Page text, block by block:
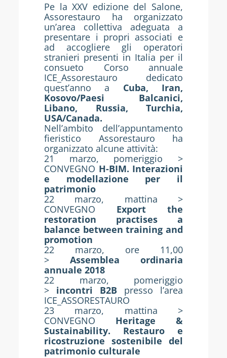
Pe la XXV edizione del Salone,
Assorestauro ha organizzato
un’area collettiva adeguata a
presentare i propri associati e
ad accogliere gli operatori
stranieri presenti in Italia per il
consueto Corso annuale
ICE_Assorestauro dedicato
quest’anno a Cuba, Iran,
Kosovo/Paesi Balcanici,
Libano, Russia, Turchia,
USA/Canada.
Nell’ambito dell’appuntamento
fieristico Assorestauro ha
organizzato alcune attività:
21 marzo, pomeriggio >
CONVEGNO H-BIM. Interazioni
e modellazione per il
patrimonio
22 marzo, mattina >
CONVEGNO Export the
restoration practises a
balance between training and
promotion
22 marzo, ore 11,00
> Assemblea ordinaria
annuale 2018
22 marzo, pomeriggio
> incontri B2B presso l’area
ICE_ASSORESTAURO
23 marzo, mattina >
CONVEGNO Heritage &
Sustainability. Restauro e
ricostruzione sostenibile del
patrimonio culturale